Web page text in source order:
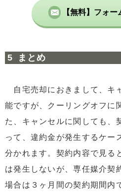
【無料】フォ
まとめ
自宅売却におきまして、キ
能ですが、クーリングオフに
た、キャンセルに関しても、
って、違約金が発生するケー
分かれます。契約内容で見る
は発生しないが、専任媒介契
場合は３ヶ月間の契約期間内